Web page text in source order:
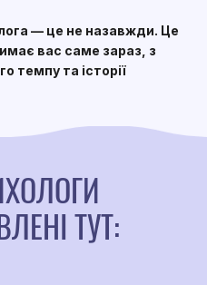
— це не назавжди. Це
вас саме зараз, з
темпу та історії
ТУТ: